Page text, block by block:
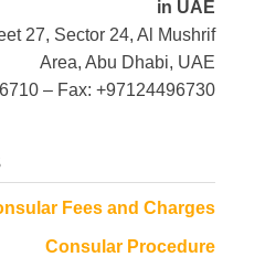
in UAE
27, Sector 24, Al Mushrif
Area, Abu Dhabi, UAE
– Fax: +97124496730
Fees and Charges
Consular Procedure